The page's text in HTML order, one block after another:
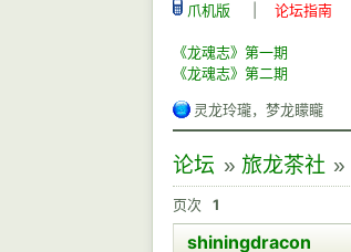
爪机版 论坛指南
《龙魂志》第一期
《龙魂志》第二期
灵龙玲瓏，梦龙矇矓
论坛 » 旅龙茶社 »
页次 1
shiningdracon